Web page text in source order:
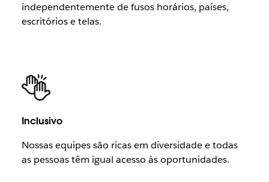
independentemente de fusos horários, países,
escritórios e telas.
Inclusivo
Nossas equipes são ricas em diversidade e todas
as pessoas têm igual acesso às oportunidades.